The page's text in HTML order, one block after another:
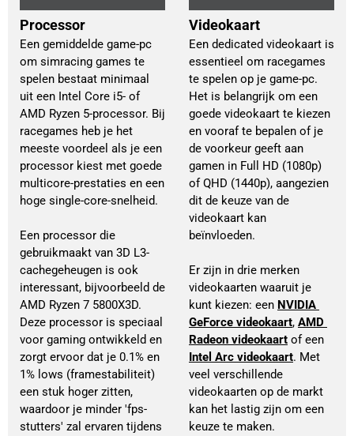
Processor
Een gemiddelde game-pc
om simracing games te
spelen bestaat minimaal
uit een Intel Core i5- of
AMD Ryzen 5-processor. Bij
racegames heb je het
meeste voordeel als je een
processor kiest met goede
multicore-prestaties en een
hoge single-core-snelheid.
Een processor die
gebruikmaakt van 3D L3-
cachegeheugen is ook
interessant, bijvoorbeeld de
AMD Ryzen 7 5800X3D.
Deze processor is speciaal
voor gaming ontwikkeld en
zorgt ervoor dat je 0.1% en
1% lows (framestabiliteit)
een stuk hoger zitten,
waardoor je minder 'fps-
stutters' zal ervaren tijdens
Videokaart
Een dedicated videokaart is
essentieel om racegames
te spelen op je game-pc.
Het is belangrijk om een
goede videokaart te kiezen
en vooraf te bepalen of je
de voorkeur geeft aan
gamen in Full HD (1080p)
of QHD (1440p), aangezien
dit de keuze van de
videokaart kan
beïnvloeden.
Er zijn in drie merken
videokaarten waaruit je
kunt kiezen: een NVIDIA
GeForce videokaart, AMD
Radeon videokaart
Intel Arc videokaart. Met
veel verschillende
videokaarten op de markt
kan het lastig zijn om een
keuze te maken.